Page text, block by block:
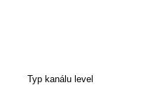
Typ kanálu level